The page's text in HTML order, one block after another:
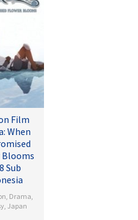
Film
When
Blooms
Sub
, Drama,
, Japan